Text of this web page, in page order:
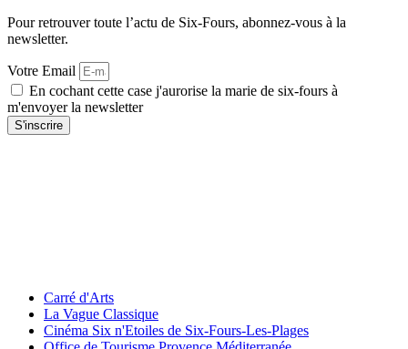
Pour retrouver toute l’actu de Six-Fours, abonnez-vous à la
newsletter.
Votre Email
En cochant cette case j'aurorise la marie de six-fours à
m'envoyer la newsletter
S'inscrire
Carré d'Arts
La Vague Classique
Cinéma Six n'Etoiles de Six-Fours-Les-Plages